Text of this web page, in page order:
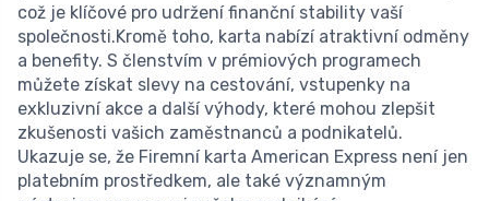
což je klíčové pro udržení finanční stability vaší
společnosti.Kromě toho, karta nabízí atraktivní odměny
a benefity. S členstvím v prémiových programech
můžete získat slevy na cestování, vstupenky na
exkluzivní akce a další výhody, které mohou zlepšit
zkušenosti vašich zaměstnanců a podnikatelů.
Ukazuje se, že Firemní karta American Express není jen
platebním prostředkem, ale také významným